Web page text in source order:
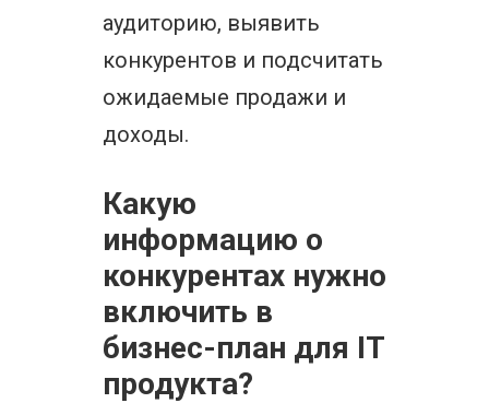
аудиторию, выявить
конкурентов и подсчитать
ожидаемые продажи и
доходы.
Какую
информацию о
конкурентах нужно
включить в
бизнес-план для IT
продукта?